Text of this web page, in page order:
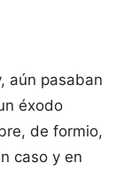
aún pasaban
éxodo
de formio,
caso y en